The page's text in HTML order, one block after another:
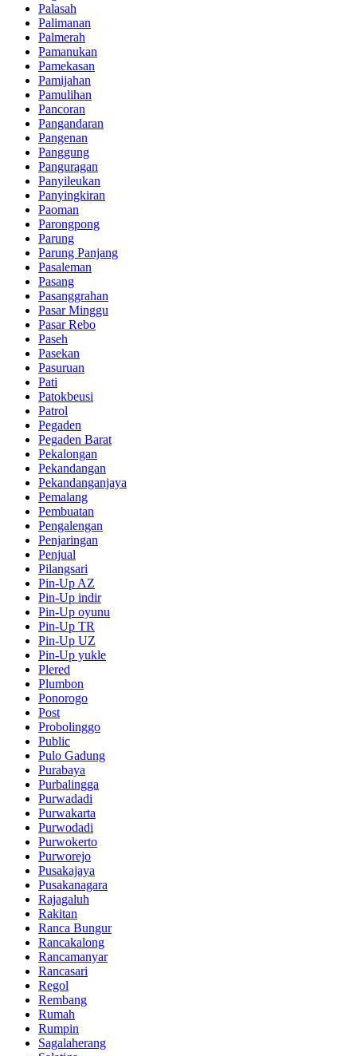
Palasah
Palimanan
Palmerah
Pamanukan
Pamekasan
Pamijahan
Pamulihan
Pancoran
Pangandaran
Pangenan
Panggung
Panguragan
Panyileukan
Panyingkiran
Paoman
Parongpong
Parung
Parung Panjang
Pasaleman
Pasang
Pasanggrahan
Pasar Minggu
Pasar Rebo
Paseh
Pasekan
Pasuruan
Pati
Patokbeusi
Patrol
Pegaden
Pegaden Barat
Pekalongan
Pekandangan
Pekandanganjaya
Pemalang
Pembuatan
Pengalengan
Penjaringan
Penjual
Pilangsari
Pin-Up AZ
Pin-Up indir
Pin-Up oyunu
Pin-Up TR
Pin-Up UZ
Pin-Up yukle
Plered
Plumbon
Ponorogo
Post
Probolinggo
Public
Pulo Gadung
Purabaya
Purbalingga
Purwadadi
Purwakarta
Purwodadi
Purwokerto
Purworejo
Pusakajaya
Pusakanagara
Rajagaluh
Rakitan
Ranca Bungur
Rancakalong
Rancamanyar
Rancasari
Regol
Rembang
Rumah
Rumpin
Sagalaherang